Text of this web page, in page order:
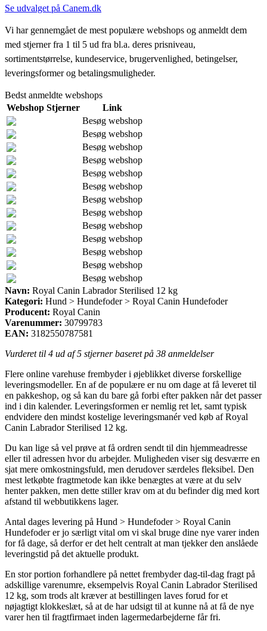
Se udvalget på Canem.dk
Vi har gennemgået de mest populære webshops og anmeldt dem
med stjerner fra 1 til 5 ud fra bl.a. deres prisniveau,
sortimentstørrelse, kundeservice, brugervenlighed, betingelser,
leveringsformer og betalingsmuligheder.
Bedst anmeldte webshops
Webshop Stjerner
Link
Besøg webshop
Besøg webshop
Besøg webshop
Besøg webshop
Besøg webshop
Besøg webshop
Besøg webshop
Besøg webshop
Besøg webshop
Besøg webshop
Besøg webshop
Besøg webshop
Besøg webshop
Navn: Royal Canin Labrador Sterilised 12 kg
Kategori: Hund > Hundefoder > Royal Canin Hundefoder
Producent: Royal Canin
Varenummer: 30799783
EAN: 3182550787581
Vurderet til 4 ud af 5 stjerner baseret på 38 anmeldelser
Flere online varehuse frembyder i øjeblikket diverse forskellige
leveringsmodeller. En af de populære er nu om dage at få leveret til
en pakkeshop, og så kan du bare gå forbi efter pakken når det passer
ind i din kalender. Leveringsformen er nemlig ret let, samt typisk
endvidere den mindst kostelige leveringsmanér ved køb af Royal
Canin Labrador Sterilised 12 kg.
Du kan lige så vel prøve at få ordren sendt til din hjemmeadresse
eller til adressen hvor du arbejder. Muligheden viser sig desværre en
sjat mere omkostningsfuld, men derudover særdeles fleksibel. Den
mest letkøbte fragtmetode kan ikke benægtes at være at du selv
henter pakken, men dette stiller krav om at du befinder dig med kort
afstand til webbutikkens lager.
Antal dages levering på Hund > Hundefoder > Royal Canin
Hundefoder er jo særligt vital om vi skal bruge dine nye varer inden
for få dage, så derfor er det helt centralt at man tjekker den anslåede
leveringstid på det aktuelle produkt.
En stor portion forhandlere på nettet frembyder dag-til-dag fragt på
adskillige varenumre, eksempelvis Royal Canin Labrador Sterilised
12 kg, som trods alt kræver at bestillingen laves forud for et
nøjagtigt klokkeslæt, så at de har udsigt til at kunne nå at få de nye
varer hen til fragtfirmaet inden lagermedarbejderne får fri.